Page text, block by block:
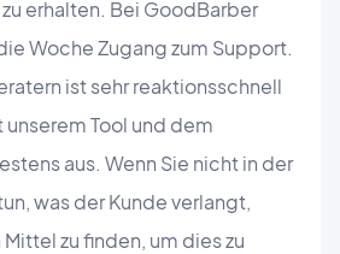
erhalten. Bei GoodBarber
Woche Zugang zum Support.
ist sehr reaktionsschnell
Tool und dem
aus. Wenn Sie nicht in der
was der Kunde verlangt,
zu finden, um dies zu